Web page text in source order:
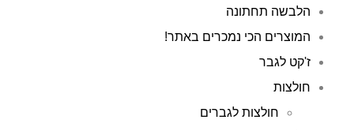
הלבשה תחתונה
המוצרים הכי נמכרים באתר!
ז'קט לגבר
חולצות
חולצות לגברים